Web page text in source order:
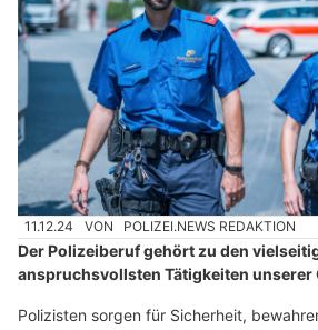
11.12.24 VON POLIZEI.NEWS REDAKTION
Der Polizeiberuf gehört zu den
anspruchsvollsten Tätigkeiten unserer
Polizisten sorgen für Sicherheit,